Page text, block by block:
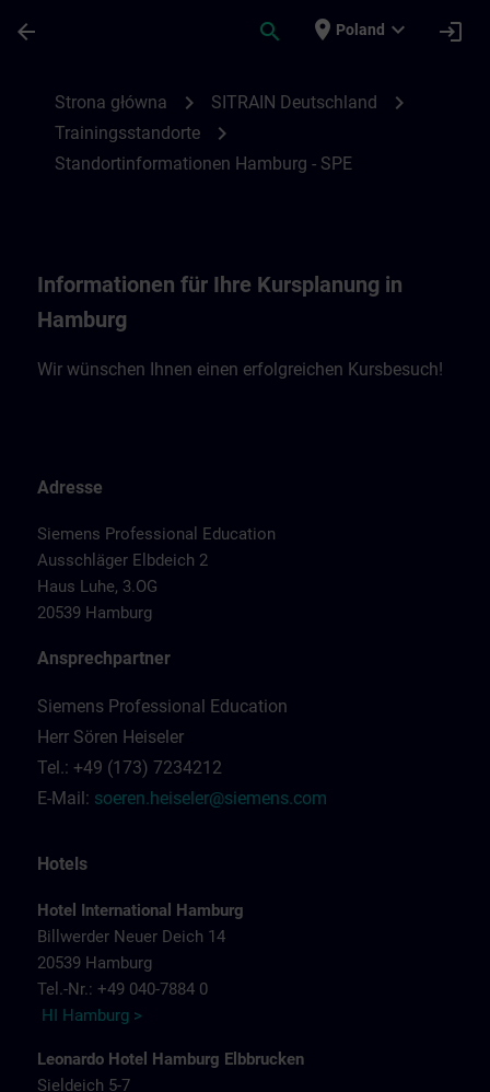
arrow_back search place Poland expand_more login
Strona główna chevron_right SITRAIN Deutschland chevron_right
Trainingsstandorte chevron_right
Standortinformationen Hamburg - SPE
Informationen für Ihre Kursplanung in
Hamburg
Wir wünschen Ihnen einen erfolgreichen Kursbesuch!
Adresse
Siemens Professional Education
Ausschläger Elbdeich 2
Haus Luhe, 3.OG
20539 Hamburg
Ansprechpartner
Siemens Professional Education
Herr Sören Heiseler
Tel.: +49 (173) 7234212
E-Mail: soeren.heiseler@siemens.com
Hotels
Hotel International Hamburg
Billwerder Neuer Deich 14
20539 Hamburg
Tel.-Nr.: +49 040-7884 0
HI Hamburg >
Leonardo Hotel Hamburg Elbbrucken
Sieldeich 5-7